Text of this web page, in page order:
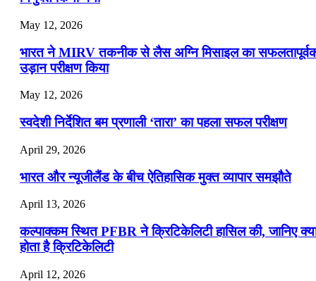
May 12, 2026
भारत ने MIRV तकनीक से लैस अग्नि मिसाइल का
उड़ान परीक्षण किया
May 12, 2026
स्वदेशी निर्देशित बम प्रणाली ‘तारा’ का पहला सफल परीक्षण
April 29, 2026
भारत और न्यूजीलैंड के बीच ऐतिहासिक मुक्त व्यापार समझौते
April 13, 2026
कल्पाक्कम स्थित PFBR ने क्रिटिकेलिटी हासिल की, जानिए
होता है क्रिटिकेलिटी
April 12, 2026